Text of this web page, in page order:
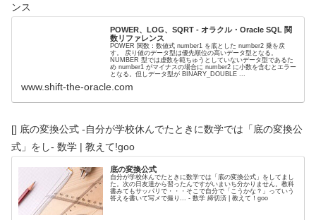
ンス
POWER、LOG、SQRT - オラクル・Oracle SQL 関
数リファレンス
POWER 関数：数値式 number1 を底とした number2 乗を戻
す。 戻り値のデータ型は優先順位の高いデータ型となる。
NUMBER 型では虚数を範ちゅうとしていないデータ型であるた
め number1 がマイナスの場合に number2 に小数を含むとエラー
となる。但しデータ型が BINARY_DOUBLE ...
www.shift-the-oracle.com
[] 底の変換公式 -自分が学校休んでたときに数学では「底の変換公
式」をし- 数学 | 教えて!goo
底の変換公式
自分が学校休んでたときに数学では「底の変換公式」をしてまし
た。次の日友達から習ったんですがいまいち分かりません。教科
書みてもサッパリで・・・そこで自分で「こうかな？」っていう
答えを書いて写メで撮り... - 数学 締切済 | 教えて！goo